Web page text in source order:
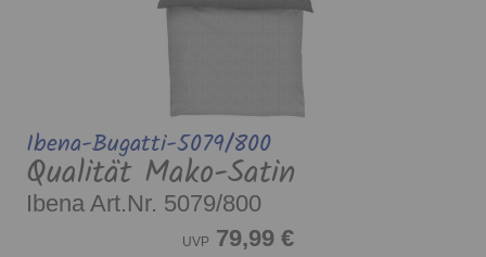
Ibena-Bugatti-5079/800
Qualität Mako-Satin
Ibena Art.Nr. 5079/800
UVP 79,99 €